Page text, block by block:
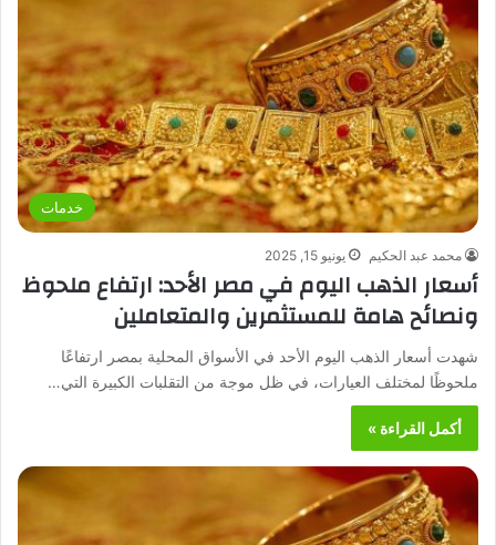
خدمات
محمد عبد الحكيم يونيو 15, 2025
أسعار الذهب اليوم في مصر الأحد: ارتفاع ملحوظ
ونصائح هامة للمستثمرين والمتعاملين
شهدت أسعار الذهب اليوم الأحد في الأسواق المحلية بمصر ارتفاعًا
ملحوظًا لمختلف العيارات، في ظل موجة من التقلبات الكبيرة التي…
أكمل القراءة »